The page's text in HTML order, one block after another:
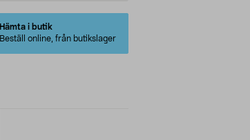
Hämta i butik
Beställ online, från butikslager